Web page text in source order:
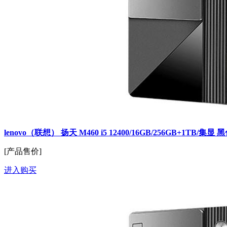
lenovo（联想） 扬天 M460 i5 12400/16GB/256GB+1TB/集显 黑
[产品售价]
进入购买